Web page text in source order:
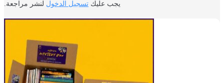
يجب عليكتسجيل الدخوللنشر مراجعة.